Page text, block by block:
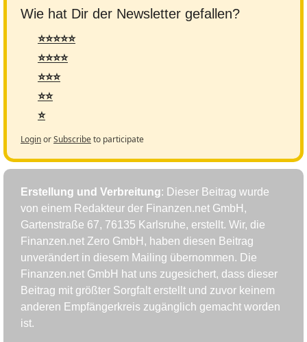
Wie hat Dir der Newsletter gefallen?
⭐⭐⭐⭐⭐
⭐⭐⭐⭐
⭐⭐⭐
⭐⭐
⭐
LoginorSubscribeto participate
Erstellung und Verbreitung: Dieser Beitrag wurde
von einem Redakteur der Finanzen.net GmbH,
Gartenstraße 67, 76135 Karlsruhe, erstellt. Wir, die
Finanzen.net Zero GmbH, haben diesen Beitrag
unverändert in diesem Mailing übernommen. Die
Finanzen.net GmbH hat uns zugesichert, dass dieser
Beitrag mit größter Sorgfalt erstellt und zuvor keinem
anderen Empfängerkreis zugänglich gemacht worden
ist.